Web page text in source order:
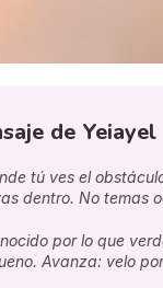
de Yeiayel
tú ves el
dentro. No temas
por lo que
Avanza: velo